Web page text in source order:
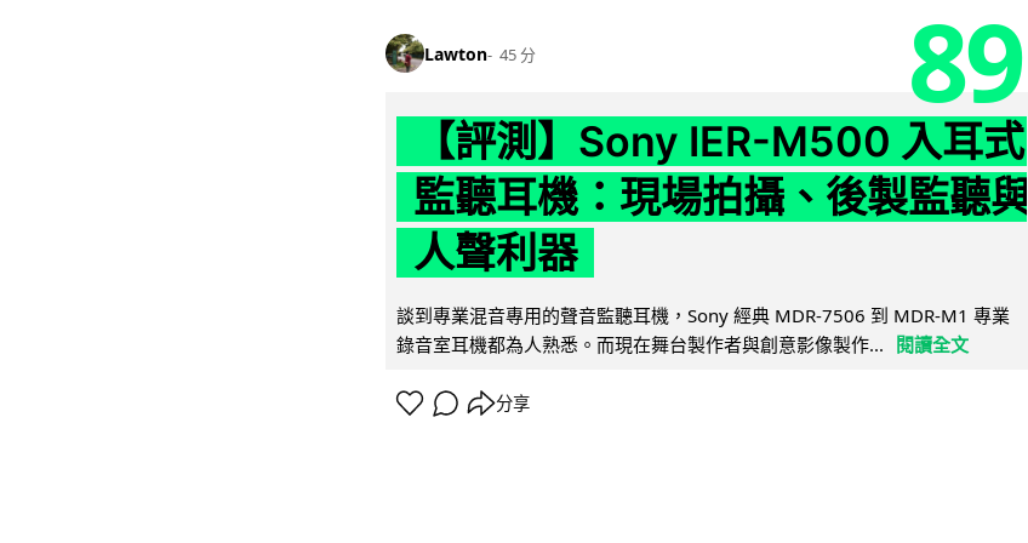
Lawton 45 分 89
【評測】Sony IER-M500 入耳式
監聽耳機：現場拍攝、後製監聽與
人聲利器
談到專業混音專用的聲音監聽耳機，Sony 經典 MDR-7506 到 MDR-M1 專業
錄音室耳機都為人熟悉。而現在舞台製作者與創意影像製作...
閱讀全文
分享